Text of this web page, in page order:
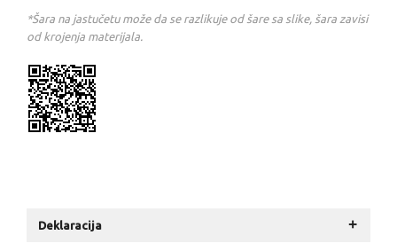
*Šara na jastučetu može da se razlikuje od šare sa slike, šara zavisi
od krojenja materijala.
Deklaracija +